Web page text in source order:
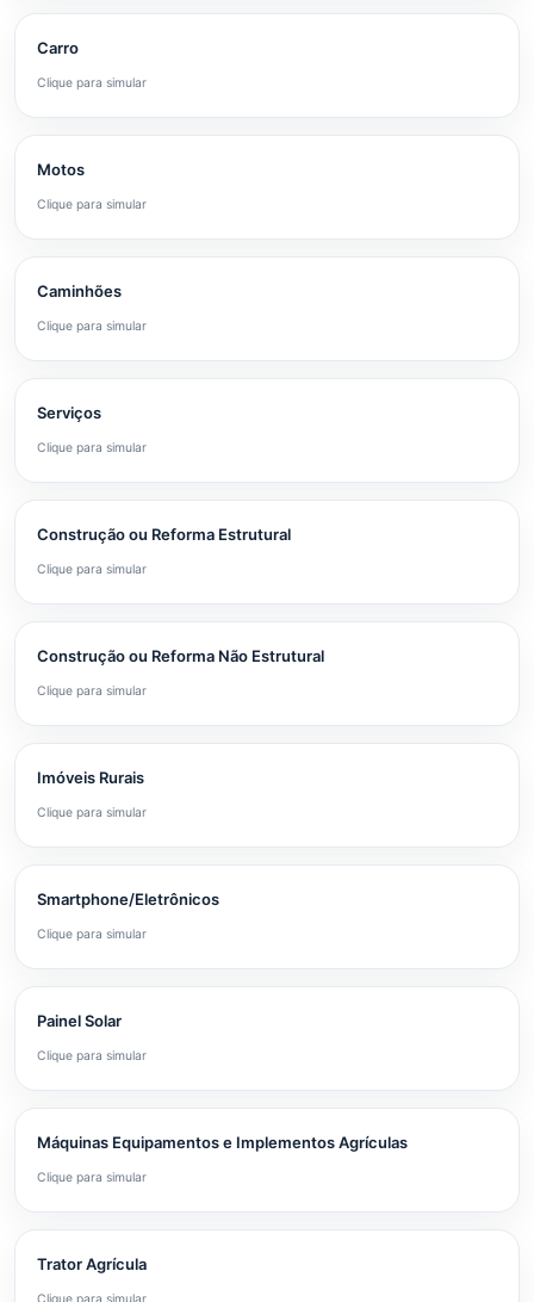
Carro
Clique para simular
Motos
Clique para simular
Caminhões
Clique para simular
Serviços
Clique para simular
Construção ou Reforma Estrutural
Clique para simular
Construção ou Reforma Não Estrutural
Clique para simular
Imóveis Rurais
Clique para simular
Smartphone/Eletrônicos
Clique para simular
Painel Solar
Clique para simular
Máquinas Equipamentos e Implementos Agrículas
Clique para simular
Trator Agrícula